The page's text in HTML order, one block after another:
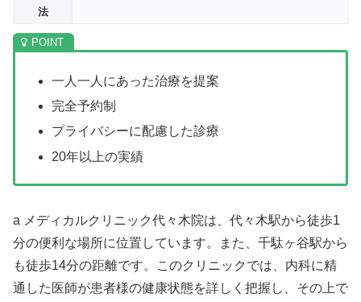
法
一人一人にあった治療を提案
完全予約制
プライバシーに配慮した診療
20年以上の実績
a メディカルクリニック代々木院は、代々木駅から徒歩1
分の便利な場所に位置しています。また、千駄ヶ谷駅から
も徒歩14分の距離です。このクリニックでは、内科に精
通した医師が患者様の健康状態を詳しく把握し、その上で